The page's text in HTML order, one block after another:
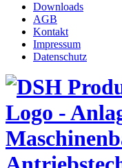
Downloads
AGB
Kontakt
Impressum
Datenschutz